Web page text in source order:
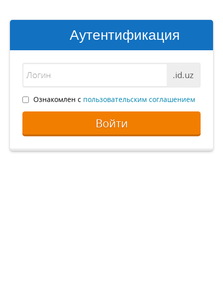
Аутентификация
.id.uz
Ознакомлен с пользовательским соглашением
Войти